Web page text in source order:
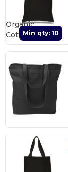
Min qty: 10
Organic
Cotton